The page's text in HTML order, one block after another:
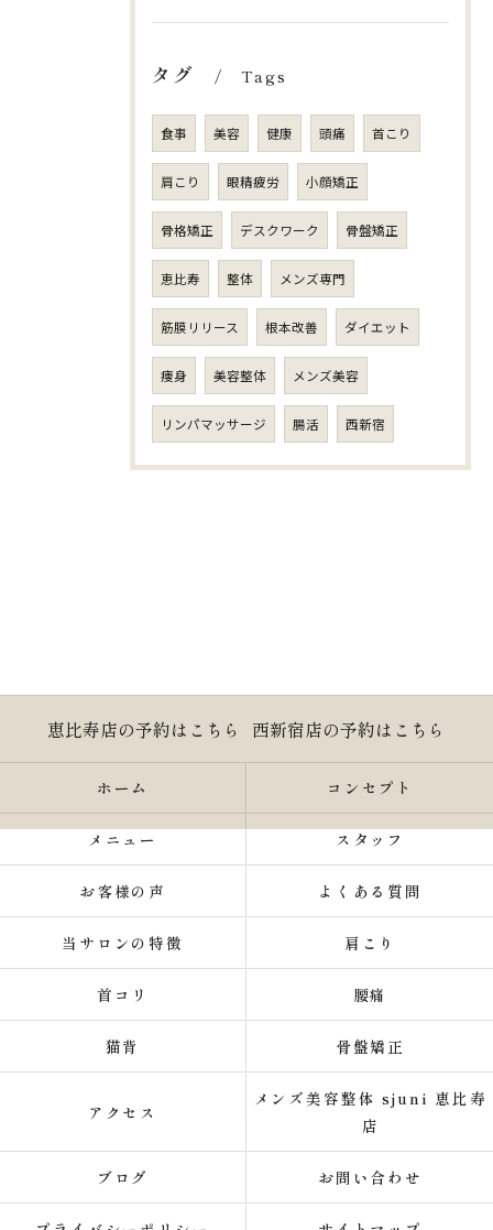
タグ Tags
食事 美容 健康 頭痛 首こり
肩こり 眼精疲労 小顔矯正
骨格矯正 デスクワーク 骨盤矯正
恵比寿 整体 メンズ専門
筋膜リリース 根本改善 ダイエット
痩身 美容整体 メンズ美容
リンパマッサージ 腸活 西新宿
恵比寿店の予約はこちら 西新宿店の予約はこちら
ホーム コンセプト
メニュー スタッフ
お客様の声 よくある質問
当サロンの特徴 肩こり
首コリ 腰痛
猫背 骨盤矯正
アクセス
メンズ美容整体 sjuni 恵比寿
店
ブログ お問い合わせ